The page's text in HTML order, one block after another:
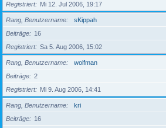
Registriert
Mi 12. Jul 2006, 19:17
Rang, Benutzername
sKippah
Beiträge
16
Registriert
Sa 5. Aug 2006, 15:02
Rang, Benutzername
wolfman
Beiträge
2
Registriert
Mi 9. Aug 2006, 14:41
Rang, Benutzername
kri
Beiträge
16